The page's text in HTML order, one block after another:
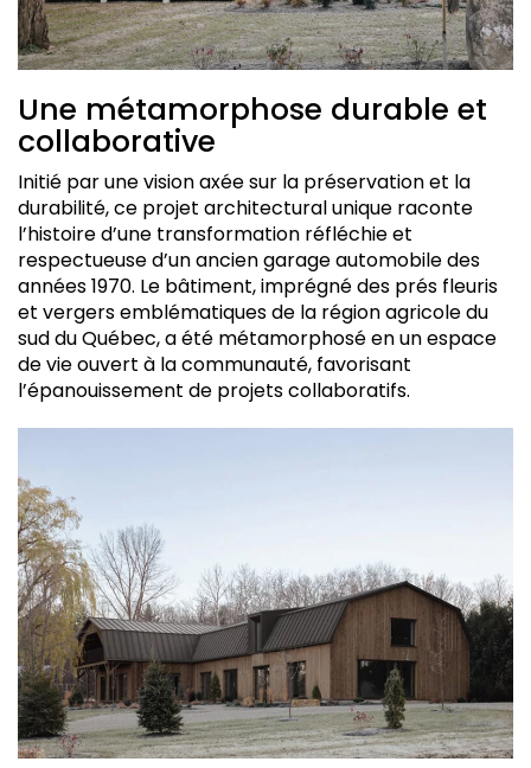
Une métamorphose durable et
collaborative
Initié par une vision axée sur la préservation et la
durabilité, ce projet architectural unique raconte
l’histoire d’une transformation réfléchie et
respectueuse d’un ancien garage automobile des
années 1970. Le bâtiment, imprégné des prés fleuris
et vergers emblématiques de la région agricole du
sud du Québec, a été métamorphosé en un espace
de vie ouvert à la communauté, favorisant
l’épanouissement de projets collaboratifs.